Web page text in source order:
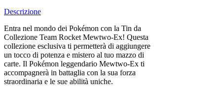
Descrizione
Entra nel mondo dei Pokémon con la Tin da
Collezione Team Rocket Mewtwo-Ex! Questa
collezione esclusiva ti permetterà di aggiungere
un tocco di potenza e mistero al tuo mazzo di
carte. Il Pokémon leggendario Mewtwo-Ex ti
accompagnerà in battaglia con la sua forza
straordinaria e le sue abilità uniche.